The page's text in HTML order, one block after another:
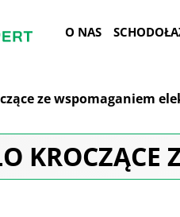
O NAS
ze wspomaganiem